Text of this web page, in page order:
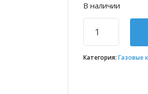
В наличии
Категория: Газовые